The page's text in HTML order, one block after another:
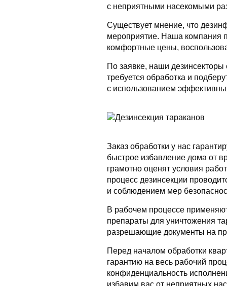
с неприятными насекомыми
Существует мнение, что
мероприятие. Наша компания
комфортные цены,
По заявке, наши дезинсекторы
требуется обработка и
с использованием
Заказ обработки у нас
быстрое избавление дома от
грамотно оценят условия
процесс дезинсекции
и соблюдением мер
В рабочем процессе
препараты для уничтожения
разрешающие документы на
Перед началом обработки
гарантию на весь рабочий
конфиденциальность
избавим вас от неприятных